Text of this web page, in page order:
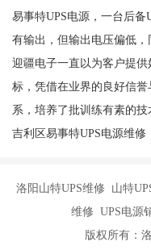
易事特UPS电源，一台后
有输出，但输出电压偏低，
迎疆电子一直以为客户提
标，凭借在业界的良好信
系，培养了批训练有素的技
吉利区易事特UPS电源维修
洛阳山特UPS维修 山特
维修 UPS电源
版权所有：